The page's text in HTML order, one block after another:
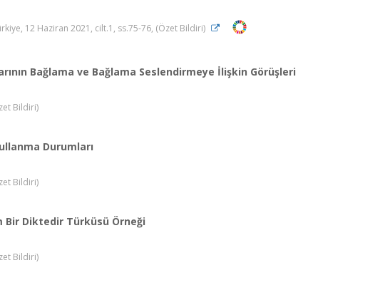
12 Haziran 2021, cilt.1, ss.75-76, (Özet Bildiri)
Bağlama ve Bağlama Seslendirmeye İlişkin Görüşleri
Bildiri)
Durumları
Bildiri)
Bir Diktedir Türküsü Örneği
Bildiri)